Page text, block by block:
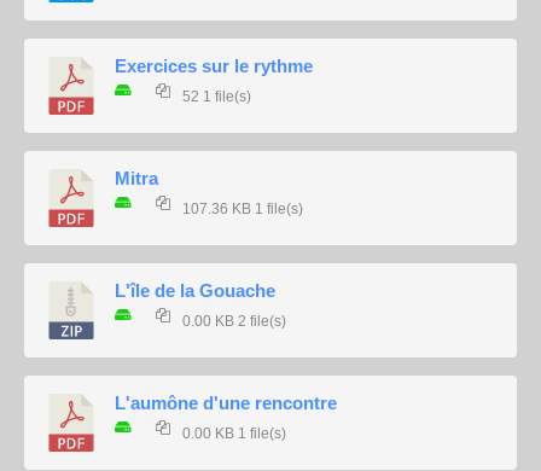
Exercices sur le rythme
52 1 file(s)
Mitra
107.36 KB 1 file(s)
L'île de la Gouache
0.00 KB 2 file(s)
L'aumône d'une rencontre
0.00 KB 1 file(s)